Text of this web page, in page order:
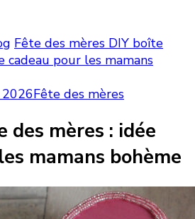
Fête des mères DIY boîte
cadeau pour les mamans
Fête des mères
des mères : idée
mamans bohème